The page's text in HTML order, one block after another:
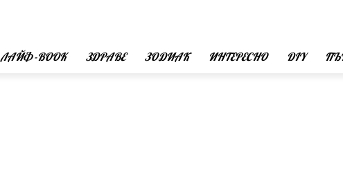
ЛАЙФ -BOOK ЗДРАВЕ ЗОДИАК ИНТЕРЕСНО DIY